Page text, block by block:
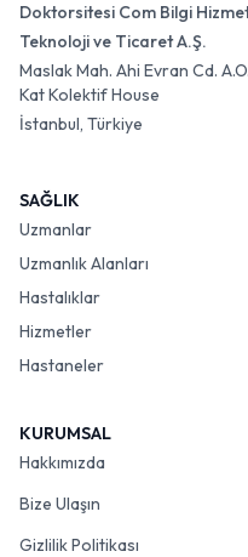
Doktorsitesi Com Bilgi
Teknoloji ve Ticaret A.Ş.
Maslak Mah. Ahi Evran Cd.
Kat Kolektif House
İstanbul, Türkiye
SAĞLIK
Uzmanlar
Uzmanlık Alanları
Hastalıklar
Hizmetler
Hastaneler
KURUMSAL
Hakkımızda
Bize Ulaşın
Gizlilik Politikası